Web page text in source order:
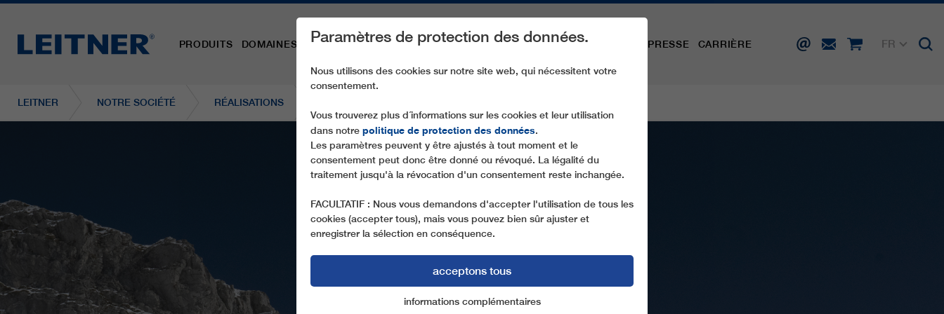
PRODUITS DOMAINES D´ACTIVITÉS PIÈCES DE RECHANGE SERVICE NOTRE SOCIÉTÉ PRESSE CARRIÈRE
FR
LEITNER NOTRE SOCIÉTÉ RÉALISATIONS
Paramètres de protection des données.
Nous utilisons des cookies sur notre site web, qui nécessitent votre
consentement.
Vous trouverez plus d´informations sur les cookies et leur utilisation
dans notre politique de protection des données.
Les paramètres peuvent y être ajustés à tout moment et le
consentement peut donc être donné ou révoqué. La légalité du
traitement jusqu'à la révocation d'un consentement reste inchangée.
FACULTATIF : Nous vous demandons d'accepter l'utilisation de tous les
cookies (accepter tous), mais vous pouvez bien sûr ajuster et
enregistrer la sélection en conséquence.
acceptons tous
cookies essentiels Marketing
informations complémentaires